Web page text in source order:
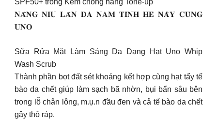
𝐍𝐀̂𝐍𝐆 𝐍𝐈𝐔 𝐋𝐀̀𝐍 𝐃𝐀 𝐍𝐀𝐌 𝐓𝐈́𝐍𝐇 𝐇𝐄̀ 𝐍𝐀̀𝐘 𝐂𝐔̀𝐍𝐆
𝐔𝐍𝐎
Sữa Rửa Mặt Làm Sáng Da Dạng Hạt Uno Whip
Wash Scrub
Thành phần bọt đất sét khoáng kết hợp cùng hạt tẩy tế
bào da chết giúp làm sạch bã nhờn, bụi bẩn sâu bên
trong lỗ chân lông, m.ụ.n đầu đen và cả tế bào da chết
gây thô ráp.